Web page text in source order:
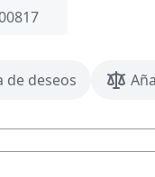
de deseos